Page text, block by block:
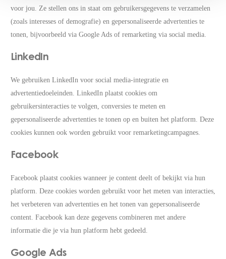
voor jou. Ze stellen ons in staat om gebruikersgegevens te verzamelen
(zoals interesses of demografie) en gepersonaliseerde advertenties te
tonen, bijvoorbeeld via Google Ads of remarketing via social media.
LinkedIn
We gebruiken LinkedIn voor social media-integratie en
advertentiedoeleinden. LinkedIn plaatst cookies om
gebruikersinteracties te volgen, conversies te meten en
gepersonaliseerde advertenties te tonen op en buiten het platform. Deze
cookies kunnen ook worden gebruikt voor remarketingcampagnes.
Facebook
Facebook plaatst cookies wanneer je content deelt of bekijkt via hun
platform. Deze cookies worden gebruikt voor het meten van interacties,
het verbeteren van advertenties en het tonen van gepersonaliseerde
content. Facebook kan deze gegevens combineren met andere
informatie die je via hun platform hebt gedeeld.
Google Ads